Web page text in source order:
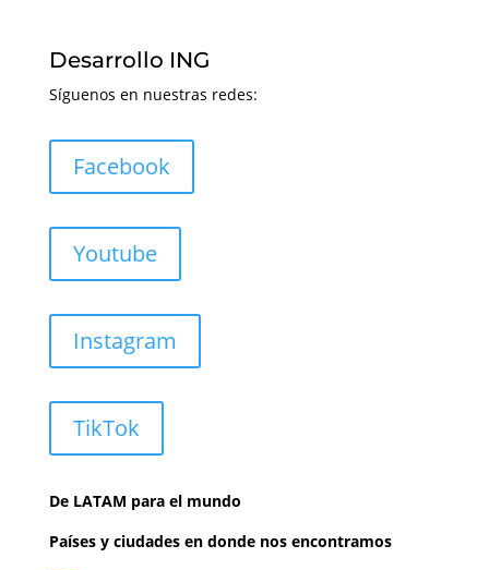
Desarrollo ING
Síguenos en nuestras redes:
Facebook
Youtube
Instagram
TikTok
De LATAM para el mundo
Países y ciudades en donde nos encontramos